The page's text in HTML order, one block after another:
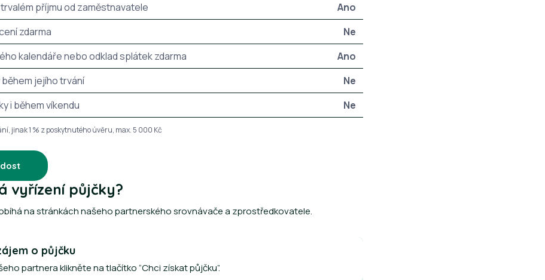
příjmu od zaměstnavatele
Ano
zdarma
Ne
kalendáře nebo odklad splátek zdarma
Ano
jejího trvání
Ne
i během víkendu
Ne
jinak 1 % z poskytnutého úvěru, max. 5 000 Kč
vyřízení půjčky?
na stránkách našeho partnerského srovnávače a zprostředkovatele.
o půjčku
partnera klikněte na tlačítko “Chci získat půjčku”.